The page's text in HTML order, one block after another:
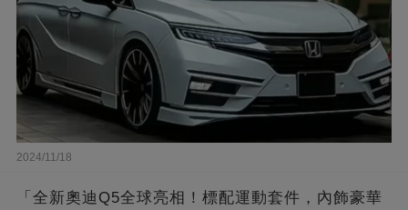
2024/11/18
「全新奧迪Q5全球亮相！標配運動套件，內飾豪華